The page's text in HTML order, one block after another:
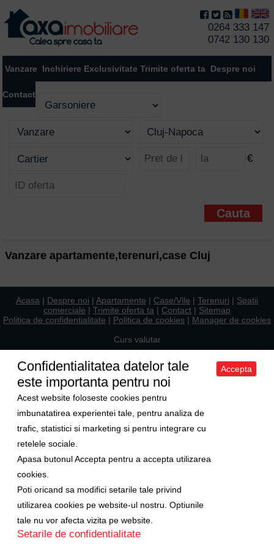
0264 333 147
0742 130 130
Vanzare Inchiriere Exclusivitate Trimite oferta ta Despre noi
Contact
€
Vanzare apartamente,terenuri,case Cluj
Acasa | Despre noi | Apartamente | Case/Vile | Terenuri | Spatii
comerciale | Trimite oferta ta | Contact | Sitemap
Politica de confidentialitate | Politica de cookies | Manager de cookies
Curs valutar
1 USD = 4.5480 RON
Ne gasiti si pe
Copyright © 2009-2026 Axa Imobiliare
Confidentialitatea datelor tale
este importanta pentru noi
Acest website foloseste cookies pentru
imbunatatirea experientei tale, pentru analiza de
trafic, statistici si marketing si pentru integrare cu
retelele sociale.
Apasa butonul Accepta pentru a accepta utilizarea
cookies.
Poti oricand sa modifici setarile tale privind
utilizarea cookies pe website-ul nostru. Optiunile
tale nu vor afecta vizita pe website.
Setarile de confidentialitate
Accepta